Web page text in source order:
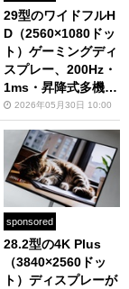
29型のワイドフルH
D（2560×1080ドッ
ト）ゲーミングディ
スプレー、200Hz・
1ms・昇降式多機能
スタンドで3万2980
円は断然買いでしょ
2026年05月30日 10:00
sponsored
28.2型の4K Plus
（3840×2560ドッ
ト）ディスプレーが